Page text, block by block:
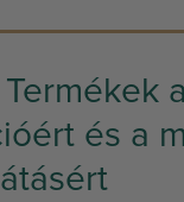
a
és a